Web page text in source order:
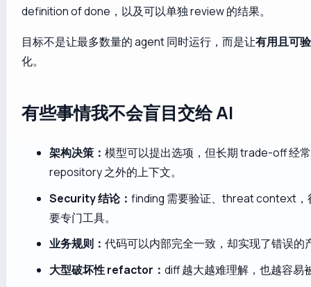
definition of done，以及可以单独 review 的结果。
目标不是让最多数量的 agent 同时运行，而是让有用且可
化。
有些事情我不会盲目交给 AI
架构决策：模型可以提出选项，但长期 trade-off 经
repository 之外的上下文。
Security 结论：finding 需要验证、threat context，
要专门工具。
业务规则：代码可以内部完全一致，却实现了错误的
大型破坏性 refactor：diff 越大越难理解，也越容易